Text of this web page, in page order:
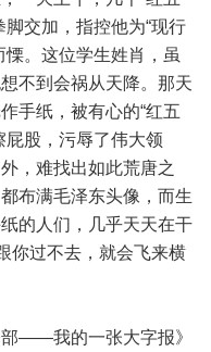
交加，指控他为“现行
慄。这位学生姓肖，虽
不到会祸从天降。那天
手纸，被有心的“红五
屁股，污辱了伟大领
，难找出如此荒唐之
布满毛泽东头像，而生
的人们，几乎天天在干
你过不去，就会飞来横
——我的一张大字报》